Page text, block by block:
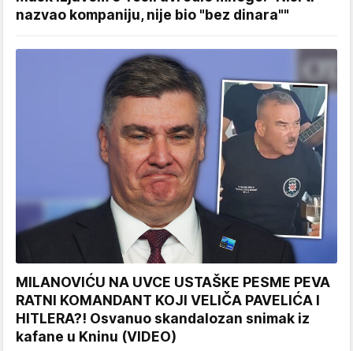
nazvao kompaniju, nije bio "bez dinara""
MILANOVIĆU NA UVCE USTAŠKE PESME PEVA
RATNI KOMANDANT KOJI VELIČA PAVELIĆA I
HITLERA?! Osvanuo skandalozan snimak iz
kafane u Kninu (VIDEO)